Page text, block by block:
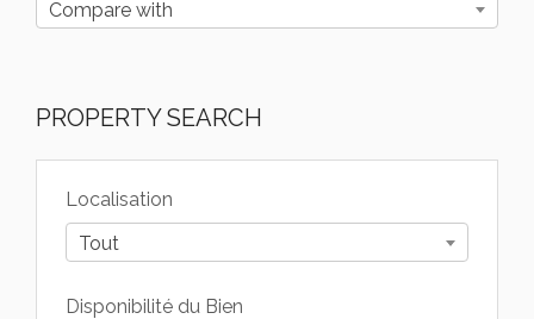
Compare with
PROPERTY SEARCH
Localisation
Tout
Disponibilité du Bien